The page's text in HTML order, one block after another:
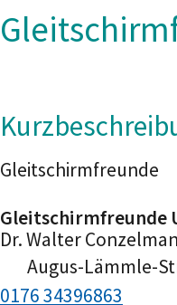
Gleitschirmfreunde
Dr.Walter
Gleitschirmfreunde
Augus-Lämmle-
0176 34396863